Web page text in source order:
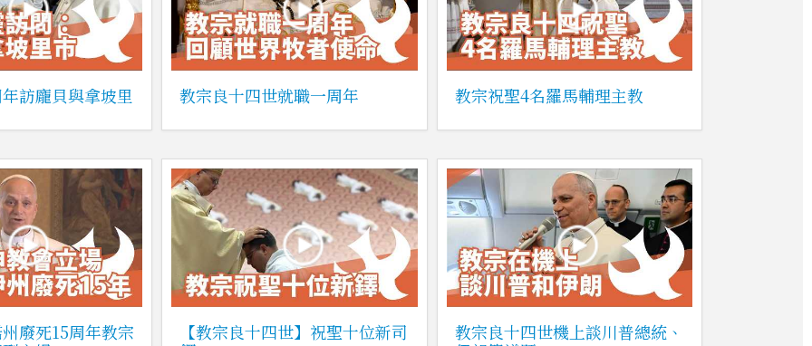
訪龐貝與拿坡里 教宗良十四世就職一周年 教宗祝聖4名羅馬輔理主教
廢死15周年教宗
【教宗良十四世】祝聖十位新司
教宗良十四世機上談川普總統、